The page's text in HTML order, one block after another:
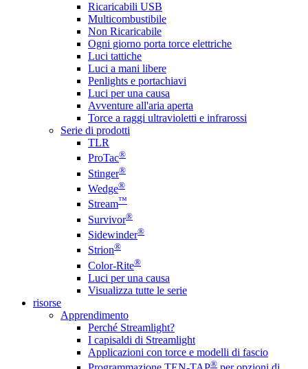
Ricaricabili USB
Multicombustibile
Non Ricaricabile
Ogni giorno porta torce elettriche
Luci tattiche
Luci a mani libere
Penlights e portachiavi
Luci per una causa
Avventure all'aria aperta
Torce a raggi ultravioletti e infrarossi
Serie di prodotti
TLR
ProTac®
Stinger®
Wedge®
Stream™
Survivor®
Sidewinder®
Strion®
Color-Rite®
Luci per una causa
Visualizza tutte le serie
risorse
Apprendimento
Perché Streamlight?
I capisaldi di Streamlight
Applicazioni con torce e modelli di fascio
®